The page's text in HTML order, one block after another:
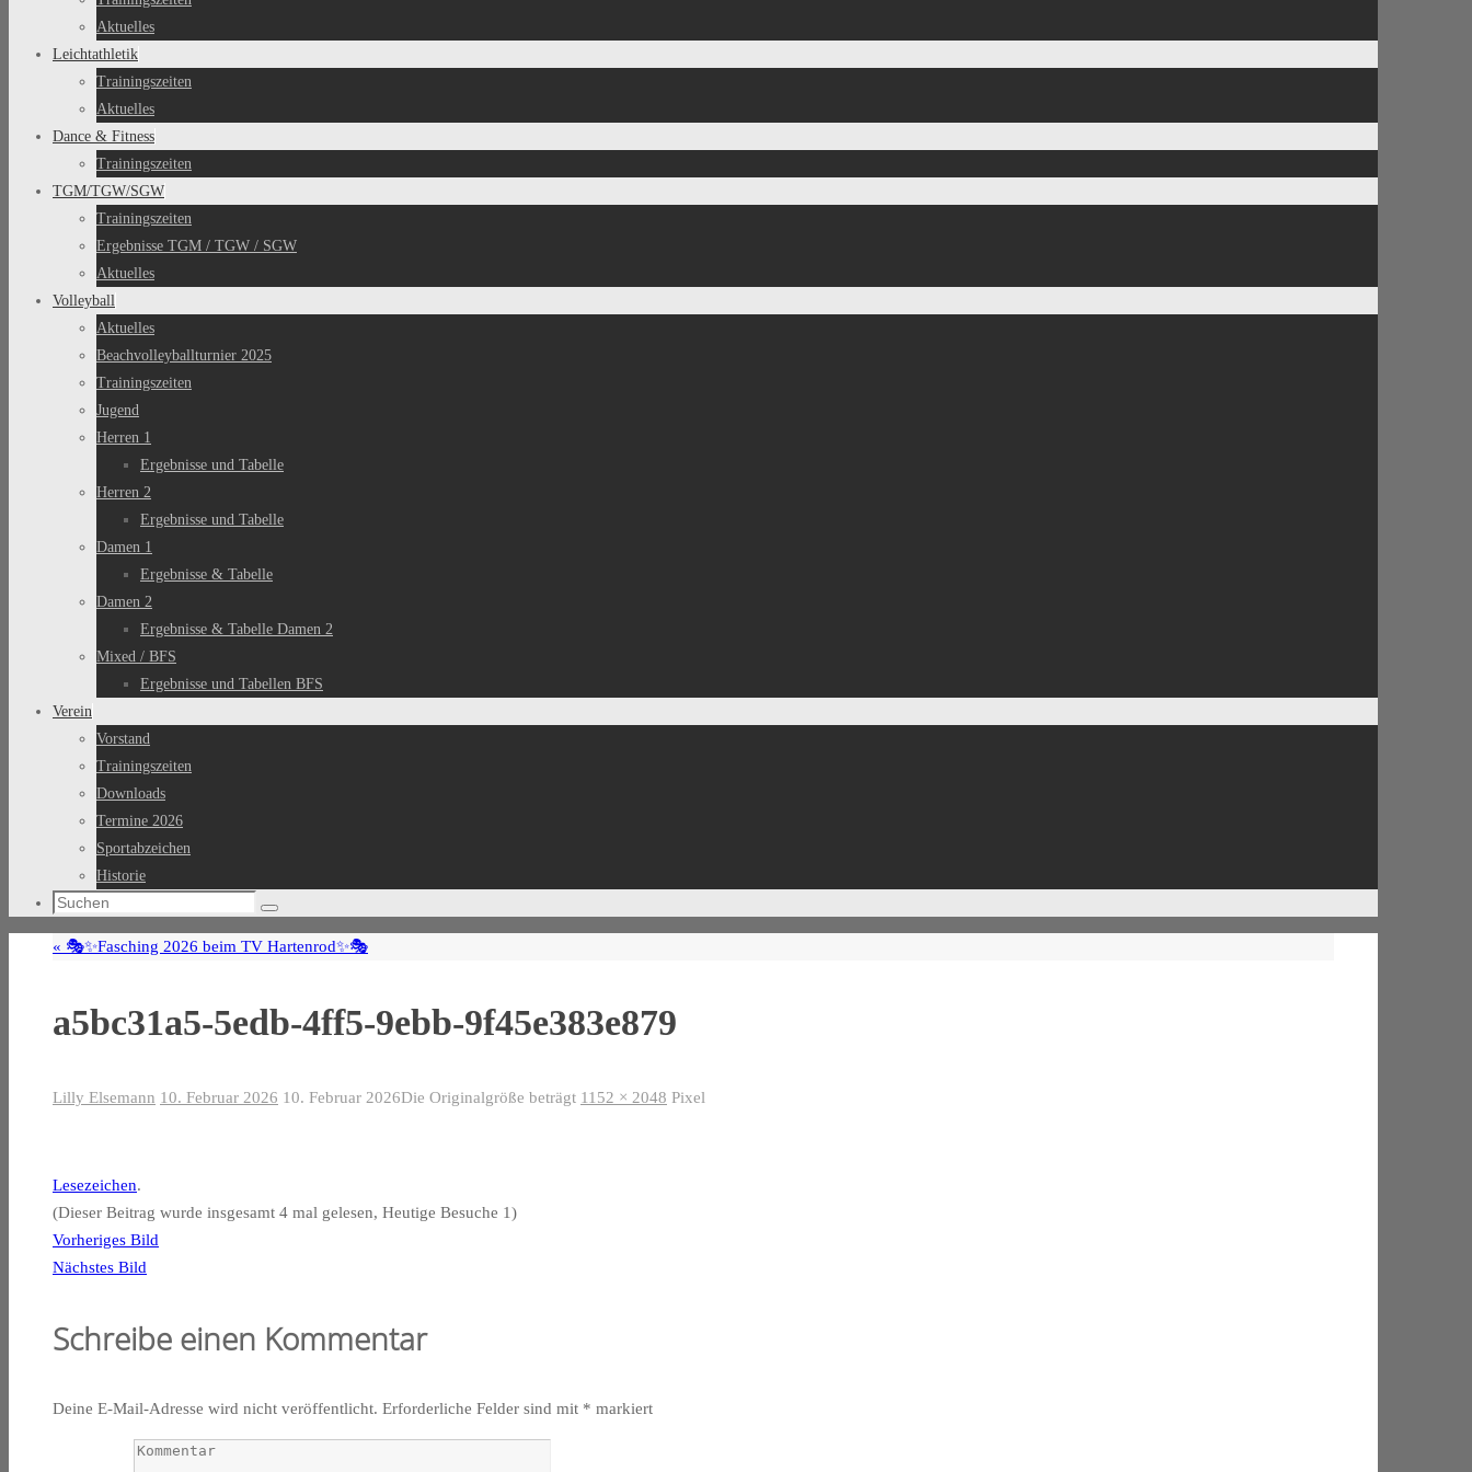
Aktuelles
Leichtathletik
Trainingszeiten
Aktuelles
Dance & Fitness
Trainingszeiten
TGM/TGW/SGW
Trainingszeiten
Ergebnisse TGM / TGW / SGW
Aktuelles
Volleyball
Aktuelles
Beachvolleyballturnier 2025
Trainingszeiten
Jugend
Herren 1
Ergebnisse und Tabelle
Herren 2
Ergebnisse und Tabelle
Damen 1
Ergebnisse & Tabelle
Damen 2
Ergebnisse & Tabelle Damen 2
Mixed / BFS
Ergebnisse und Tabellen BFS
Verein
Vorstand
Trainingszeiten
Downloads
Termine 2026
Sportabzeichen
Historie
Suchen
Suchen
« 🎭✨Fasching 2026 beim TV Hartenrod✨🎭
a5bc31a5-5edb-4ff5-9ebb-9f45e383e879
Lilly Elsemann 10. Februar 2026 10. Februar 2026Die Originalgröße beträgt 1152 × 2048 Pixel
Lesezeichen.
(Dieser Beitrag wurde insgesamt 4 mal gelesen, Heutige Besuche 1)
Vorheriges Bild
Nächstes Bild
Schreibe einen Kommentar
Deine E-Mail-Adresse wird nicht veröffentlicht. Erforderliche Felder sind mit * markiert